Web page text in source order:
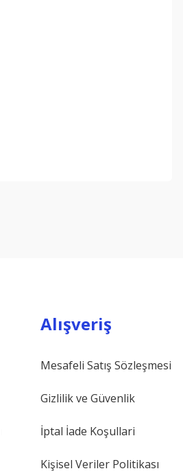
Alışveriş
Mesafeli Satış Sözleşmesi
Gizlilik ve Güvenlik
İptal İade Koşullari
Kişisel Veriler Politikası